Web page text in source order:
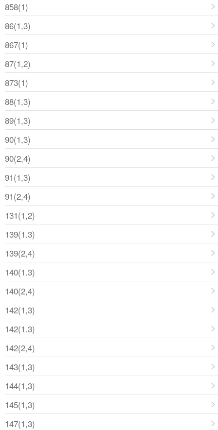
858(1)
86(1,3)
867(1)
87(1,2)
873(1)
88(1,3)
89(1,3)
90(1,3)
90(2,4)
91(1,3)
91(2,4)
131(1,2)
139(1.3)
139(2,4)
140(1.3)
140(2,4)
142(1,3)
142(1.3)
142(2,4)
143(1,3)
144(1,3)
145(1,3)
147(1,3)